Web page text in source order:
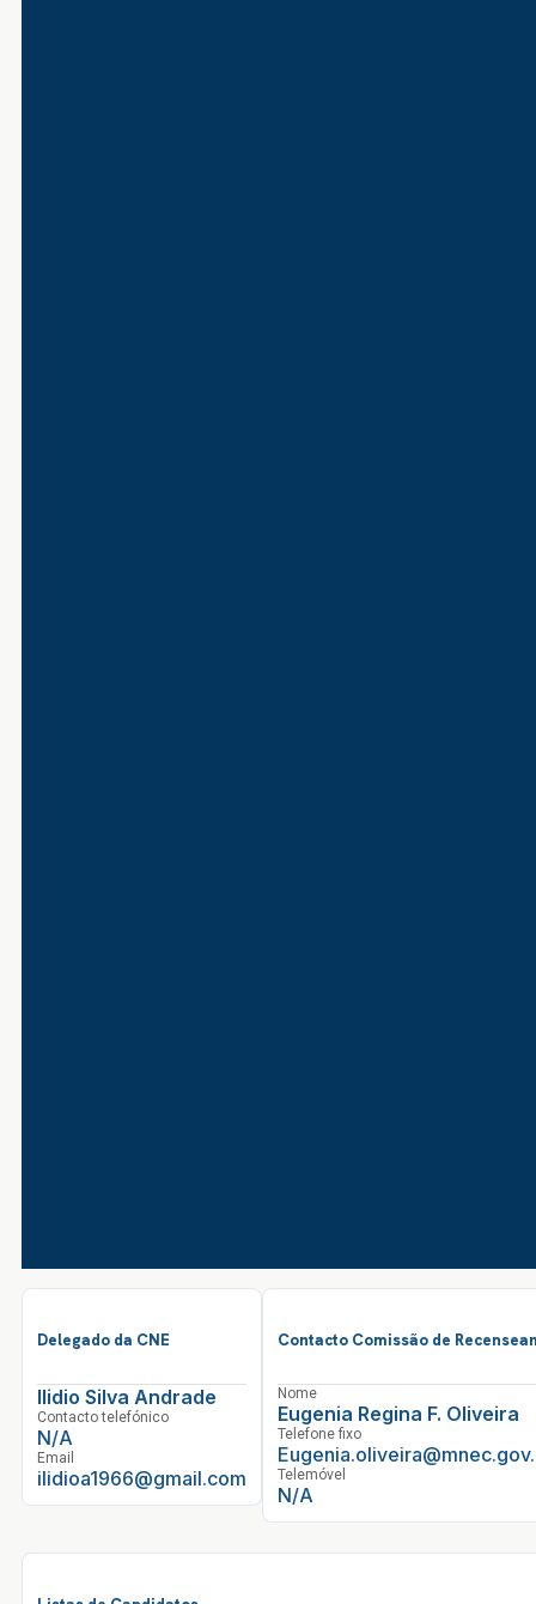
Delegado da CNE
Ilidio Silva Andrade
Contacto telefónico
N/A
Email
ilidioa1966@gmail.com
Contacto Comissão de
Nome
Eugenia Regina F. Oliveira
Telefone fixo
Telemóvel
N/A